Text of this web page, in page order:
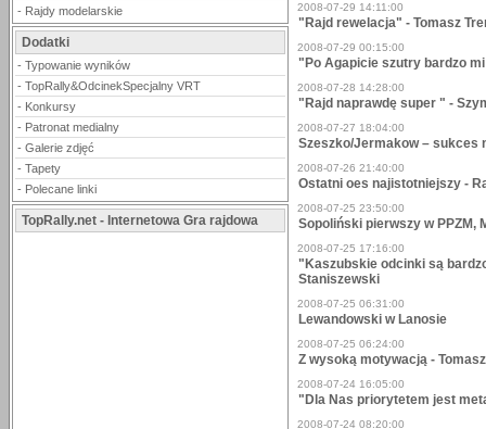
- Rajdy modelarskie
Dodatki
- Typowanie wyników
- TopRally&OdcinekSpecjalny VRT
- Konkursy
- Patronat medialny
- Galerie zdjęć
- Tapety
- Polecane linki
TopRally.net - Internetowa Gra rajdowa
2008-07-29 14:11:00
"Rajd rewelacja" - Tomasz
2008-07-29 00:15:00
"Po Agapicie szutry bardzo mi
2008-07-28 14:28:00
"Rajd naprawdę super " -
2008-07-27 18:04:00
Szeszko/Jermakow – sukces
2008-07-26 21:40:00
Ostatni oes najistotniejszy -
2008-07-25 23:50:00
Sopoliński pierwszy w PPZM,
2008-07-25 17:16:00
"Kaszubskie odcinki są
Staniszewski
2008-07-25 06:31:00
Lewandowski w Lanosie
2008-07-25 06:24:00
Z wysoką motywacją -
2008-07-24 16:05:00
"Dla Nas priorytetem jest
2008-07-24 08:20:00